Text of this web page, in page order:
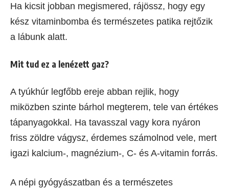
Ha kicsit jobban megismered, rájössz, hogy egy
kész vitaminbomba és természetes patika rejtőzik
a lábunk alatt.
Mit tud ez a lenézett gaz?
A tyúkhúr legfőbb ereje abban rejlik, hogy
miközben szinte bárhol megterem, tele van értékes
tápanyagokkal. Ha tavasszal vagy kora nyáron
friss zöldre vágysz, érdemes számolnod vele, mert
igazi kalcium-, magnézium-, C- és A-vitamin forrás.
A népi gyógyászatban és a természetes